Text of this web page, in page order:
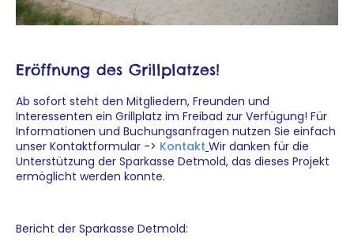
Eröffnung des Grillplatzes!
Ab sofort steht den Mitgliedern, Freunden und
Interessenten ein Grillplatz im Freibad zur Verfügung! Für
Informationen und Buchungsanfragen nutzen Sie einfach
unser Kontaktformular -> Kontakt Wir danken für die
Unterstützung der Sparkasse Detmold, das dieses Projekt
ermöglicht werden konnte.
Bericht der Sparkasse Detmold: